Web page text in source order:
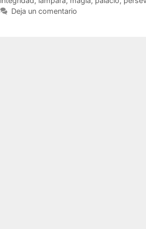
Deja un comentario